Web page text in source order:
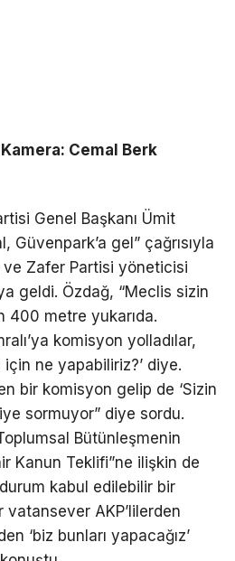
Cemal Berk
Genel Başkanı Ümit
Güvenpark’a gel” çağrısıyla
Zafer Partisi yöneticisi
geldi. Özdağ, “Meclis sizin
400 metre yukarıda.
komisyon yolladılar,
ne yapabiliriz?’ diye.
bir komisyon gelip de ‘Sizin
sormuyor” diye sordu.
Bütünleşmenin
Kanun Teklifi”ne ilişkin de
kabul edilebilir bir
AKP’lilerden
‘biz bunları yapacağız’